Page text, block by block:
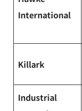
International
Killark
Industrial